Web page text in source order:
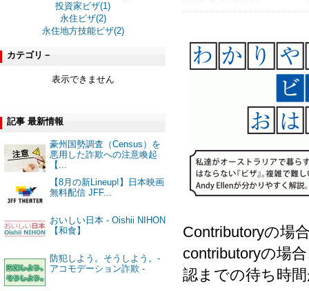
投資家ビザ(1)
永住ビザ(2)
永住地方技能ビザ(2)
カテゴリ－
表示できません
記事 最新情報
豪州国勢調査（Census）を
悪用した詐欺への注意喚起
【...
【8月の新Lineup!】日本映画
無料配信 JFF...
おいしい日本 - Oishii NIHON
【和食】
防犯しよう。そうしよう。-
アコモデーション詐欺 -
Contributoryの場
contributoryの場
認までの待ち時